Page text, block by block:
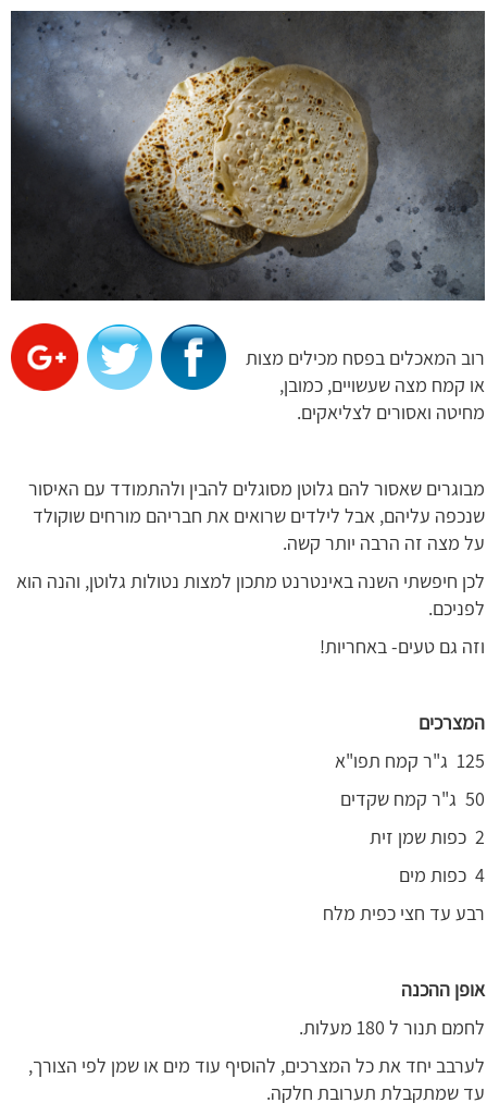
רוב המאכלים בפסח מכילים מצות
או קמח מצה שעשויים, כמובן,
מחיטה ואסורים לצליאקים.
מבוגרים שאסור להם גלוטן מסוגלים להבין ולהתמודד עם האיסור
שנכפה עליהם, אבל לילדים שרואים את חבריהם מורחים שוקולד
על מצה זה הרבה יותר קשה.
לכן חיפשתי השנה באינטרנט מתכון למצות נטולות גלוטן, והנה הוא
לפניכם.
וזה גם טעים- באחריות!
המצרכים
125 ג"ר קמח תפו"א
50 ג"ר קמח שקדים
2 כפות שמן זית
4 כפות מים
רבע עד חצי כפית מלח
אופן ההכנה
לחמם תנור ל 180 מעלות.
לערבב יחד את כל המצרכים, להוסיף עוד מים או שמן לפי הצורך,
עד שמתקבלת תערובת חלקה.